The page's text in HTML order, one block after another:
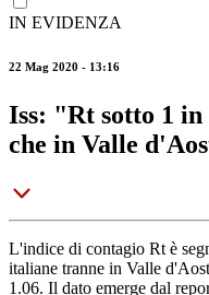
IN EVIDENZA
22 Mag 2020 - 13:16
Iss: "Rt sotto 1
che in Valle
L'indice di contagio Rt è
italiane tranne in Valle
1.06. Il dato emerge dal